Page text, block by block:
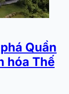
Quần
hóa Thế